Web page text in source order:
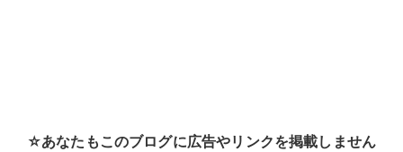
☆あなたもこのブログに広告やリンクを掲載しません